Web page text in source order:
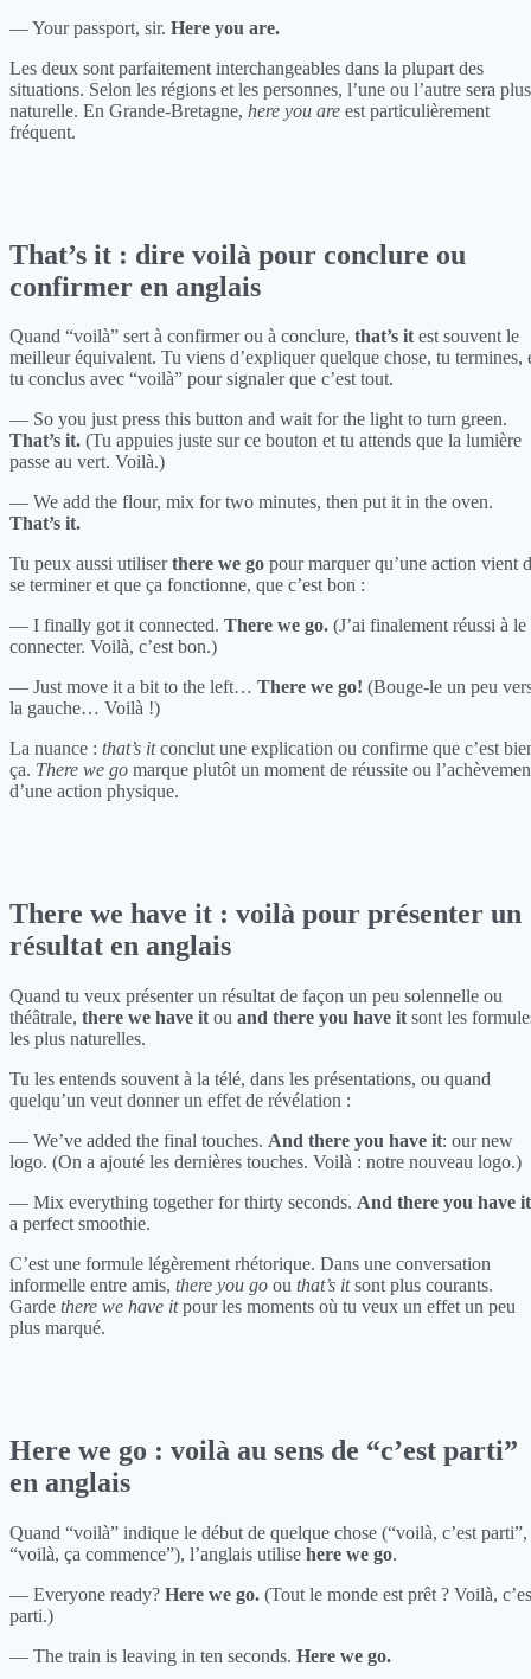
— Your passport, sir. Here you are.
Les deux sont parfaitement interchangeables dans la plupart des
situations. Selon les régions et les personnes, l’une ou l’autre sera plus
naturelle. En Grande-Bretagne, here you are est particulièrement
fréquent.
That’s it : dire voilà pour conclure ou
confirmer en anglais
Quand “voilà” sert à confirmer ou à conclure, that’s itest souvent le
meilleur équivalent. Tu viens d’expliquer quelque chose, tu termines,
tu conclus avec “voilà” pour signaler que c’est tout.
— So you just press this button and wait for the light to turn green.
That’s it. (Tu appuies juste sur ce bouton et tu attends que la lumière
passe au vert. Voilà.)
— We add the flour, mix for two minutes, then put it in the oven.
That’s it.
Tu peux aussi utiliserthere we go pour marquer qu’une action vient
se terminer et que ça fonctionne, que c’est bon :
— I finally got it connected. There we go. (J’ai finalement réussi à le
connecter. Voilà, c’est bon.)
— Just move it a bit to the left… There we go! (Bouge-le un peu
la gauche… Voilà !)
La nuance : that’s itconclut une explication ou confirme que c’est
ça. There we go marque plutôt un moment de réussite ou
d’une action physique.
There we have it : voilà pour présenter un
résultat en anglais
Quand tu veux présenter un résultat de façon un peu solennelle ou
théâtrale, there we have it ou and there you have it sont les
les plus naturelles.
Tu les entends souvent à la télé, dans les présentations, ou quand
quelqu’un veut donner un effet de révélation :
— We’ve added the final touches. And there you have it: our new
logo. (On a ajouté les dernières touches. Voilà : notre nouveau logo.)
— Mix everything together for thirty seconds. And there you have it
a perfect smoothie.
C’est une formule légèrement rhétorique. Dans une conversation
informelle entre amis, there you go ou that’s itsont plus courants.
Garde there we have itpour les moments où tu veux un effet un peu
plus marqué.
Here we go : voilà au sens de “c’est parti”
en anglais
Quand “voilà” indique le début de quelque chose (“voilà, c’est parti”,
“voilà, ça commence”), l’anglais utilise here we go.
— Everyone ready? Here we go. (Tout le monde est prêt ? Voilà,
parti.)
— The train is leaving in ten seconds. Here we go.